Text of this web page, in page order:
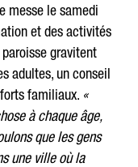
messe le samedi
et des activités
gravitent
adultes, un conseil
familiaux. «
à chaque âge,
que les gens
une ville où la